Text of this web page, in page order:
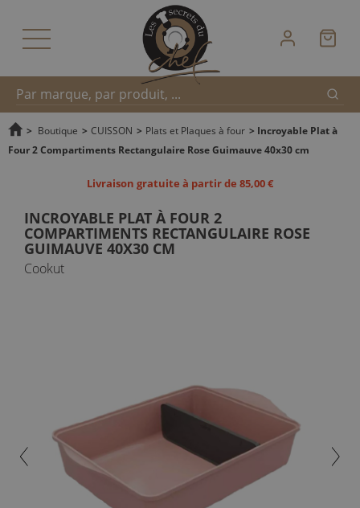
Recherche
> Boutique > CUISSON > Plats et Plaques à four > Incroyable Plat à
Four 2 Compartiments Rectangulaire Rose Guimauve 40x30 cm
Livraison gratuite à partir de 85,00 €
INCROYABLE PLAT À FOUR 2
COMPARTIMENTS RECTANGULAIRE ROSE
GUIMAUVE 40X30 CM
Cookut